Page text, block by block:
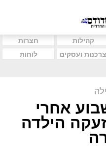
קהילות
חצרות
צרכנות ועסקים
לוחות
אחרי
הילדה